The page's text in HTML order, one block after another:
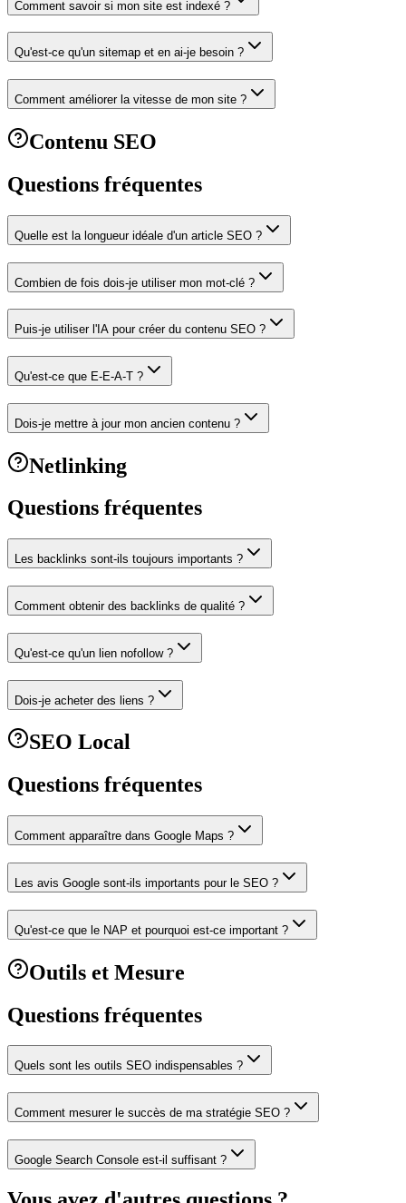
Comment savoir si mon site est indexé ?
Qu'est-ce qu'un sitemap et en ai-je besoin ?
Comment améliorer la vitesse de mon site ?
Contenu SEO
Questions fréquentes
Quelle est la longueur idéale d'un article SEO ?
Combien de fois dois-je utiliser mon mot-clé ?
Puis-je utiliser l'IA pour créer du contenu SEO ?
Qu'est-ce que E-E-A-T ?
Dois-je mettre à jour mon ancien contenu ?
Netlinking
Questions fréquentes
Les backlinks sont-ils toujours importants ?
Comment obtenir des backlinks de qualité ?
Qu'est-ce qu'un lien nofollow ?
Dois-je acheter des liens ?
SEO Local
Questions fréquentes
Comment apparaître dans Google Maps ?
Les avis Google sont-ils importants pour le SEO ?
Qu'est-ce que le NAP et pourquoi est-ce important ?
Outils et Mesure
Questions fréquentes
Quels sont les outils SEO indispensables ?
Comment mesurer le succès de ma stratégie SEO ?
Google Search Console est-il suffisant ?